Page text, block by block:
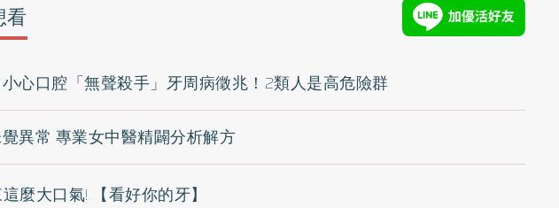
看
心口腔「無聲殺手」牙周病徵兆！2類人是高危險群
異常 專業女中醫精闢分析解方
麼大口氣! 【看好你的牙】